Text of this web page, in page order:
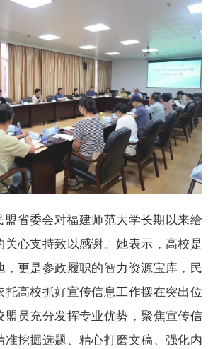
盟省委会对福建师范大学长期以来给
关心支持致以感谢。她表示，高校是
，更是参政履职的智力资源宝库，民
托高校抓好宣传信息工作摆在突出位
盟员充分发挥专业优势，聚焦宣传信
准挖掘选题、精心打磨文稿、强化内